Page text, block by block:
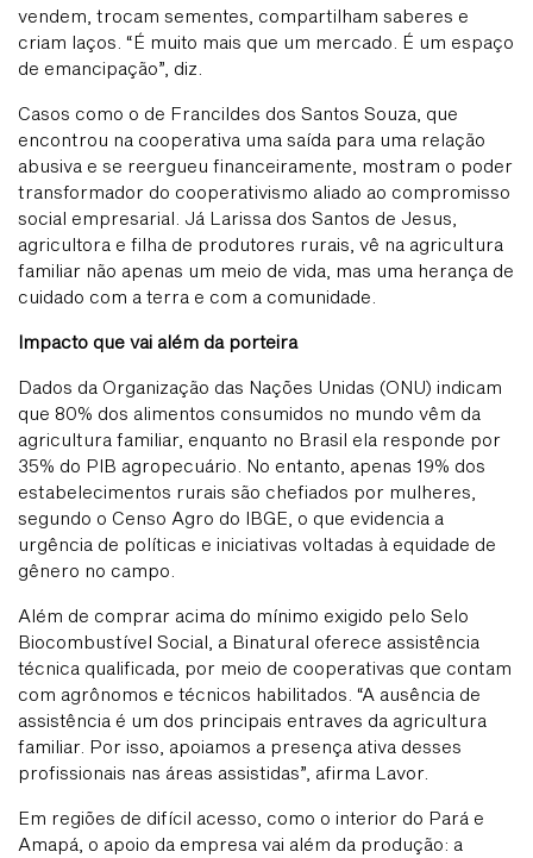
vendem, trocam sementes, compartilham saberes e
criam laços. “É muito mais que um mercado. É um espaço
de emancipação”, diz.
Casos como o de Francildes dos Santos Souza, que
encontrou na cooperativa uma saída para uma relação
abusiva e se reergueu financeiramente, mostram o poder
transformador do cooperativismo aliado ao compromisso
social empresarial. Já Larissa dos Santos de Jesus,
agricultora e filha de produtores rurais, vê na agricultura
familiar não apenas um meio de vida, mas uma herança de
cuidado com a terra e com a comunidade.
Impacto que vai além da porteira
Dados da Organização das Nações Unidas (ONU) indicam
que 80% dos alimentos consumidos no mundo vêm da
agricultura familiar, enquanto no Brasil ela responde por
35% do PIB agropecuário. No entanto, apenas 19% dos
estabelecimentos rurais são chefiados por mulheres,
segundo o Censo Agro do IBGE, o que evidencia a
urgência de políticas e iniciativas voltadas à equidade de
gênero no campo.
Além de comprar acima do mínimo exigido pelo Selo
Biocombustível Social, a Binatural oferece assistência
técnica qualificada, por meio de cooperativas que contam
com agrônomos e técnicos habilitados. “A ausência de
assistência é um dos principais entraves da agricultura
familiar. Por isso, apoiamos a presença ativa desses
profissionais nas áreas assistidas”, afirma Lavor.
Em regiões de difícil acesso, como o interior do Pará e
Amapá, o apoio da empresa vai além da produção: a